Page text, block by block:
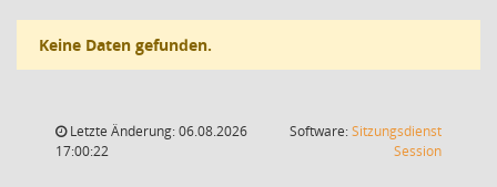
Keine Daten gefunden.
Letzte Änderung: 06.08.2026
17:00:22
Software:Sitzungsdienst
Session(Wird in